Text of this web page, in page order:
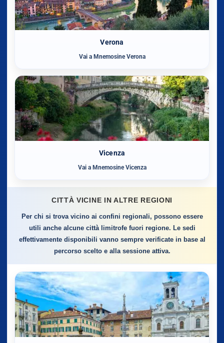
Verona
Vai a Mnemosine Verona
Vicenza
Vai a Mnemosine Vicenza
CITTÀ VICINE IN ALTRE REGIONI
Per chi si trova vicino ai confini regionali, possono essere
utili anche alcune città limitrofe fuori regione. Le sedi
effettivamente disponibili vanno sempre verificate in base al
percorso scelto e alla sessione attiva.